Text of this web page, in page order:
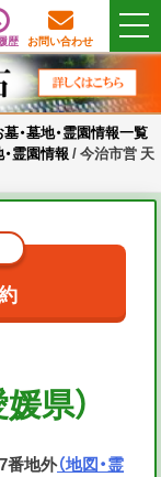
」
歴 お問い合わせ
墓・墓地・霊園情報一覧
霊園情報 /今治市営 天
県）
番地外（地図・霊